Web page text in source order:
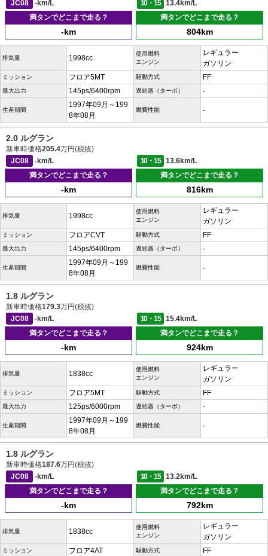
JC08
-km/L 10・15
13.4km/L
満タンでどこまで走る？
-km
満タンでどこまで走る？
804km
排気量 1998cc
使用燃料
エンジン
レギュラー
ガソリン
ミッション フロア5MT 駆動方式 FF
最大出力 145ps/6400rpm 過給器（ターボ） -
生産期間
1997年09月～199
8年08月
燃費性能 -
2.0 ルグラン
新車時価格205.4万円(税抜)
JC08
-km/L 10・15
13.6km/L
満タンでどこまで走る？
-km
満タンでどこまで走る？
816km
排気量 1998cc
使用燃料
エンジン
レギュラー
ガソリン
ミッション フロアCVT 駆動方式 FF
最大出力 145ps/6400rpm 過給器（ターボ） -
生産期間
1997年09月～199
8年08月
燃費性能 -
1.8 ルグラン
新車時価格179.3万円(税抜)
JC08
-km/L 10・15
15.4km/L
満タンでどこまで走る？
-km
満タンでどこまで走る？
924km
排気量 1838cc
使用燃料
エンジン
レギュラー
ガソリン
ミッション フロア5MT 駆動方式 FF
最大出力 125ps/6000rpm 過給器（ターボ） -
生産期間
1997年09月～199
8年08月
燃費性能 -
1.8 ルグラン
新車時価格187.6万円(税抜)
JC08
-km/L 10・15
13.2km/L
満タンでどこまで走る？
-km
満タンでどこまで走る？
792km
排気量 1838cc
使用燃料
エンジン
レギュラー
ガソリン
ミッション フロア4AT 駆動方式 FF